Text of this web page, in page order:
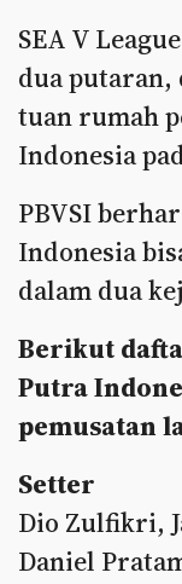
SEA V
dua putaran,
tuan rumah
Indonesia
PBVSI
Indonesia
dalam dua
Berikut
Putra
pemusatan
Setter
Dio Zulfikri,
Daniel